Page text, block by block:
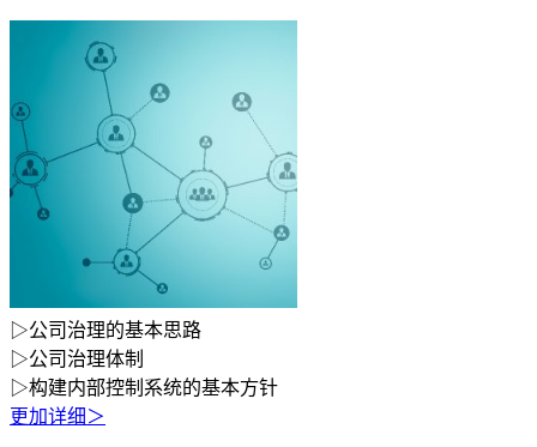
▷公司治理的基本思路
▷公司治理体制
▷构建内部控制系统的基本方针
更加详细＞